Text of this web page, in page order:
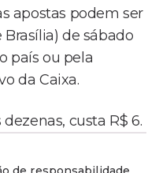
apostas podem ser
Brasília) de sábado
país ou pela
da Caixa.
custa R$ 6.